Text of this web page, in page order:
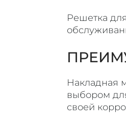
Решетка
Накладная
выбором
своей